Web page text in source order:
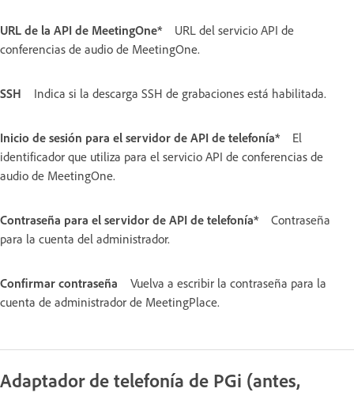
URL de la API de MeetingOne*
URL del servicio API de
conferencias de audio de MeetingOne.
SSH Indica si la descarga SSH de grabaciones está habilitada.
Inicio de sesión para el servidor de API de telefonía*
El
identificador que utiliza para el servicio API de conferencias de
audio de MeetingOne.
Contraseña para el servidor de API de telefonía*
Contraseña
para la cuenta del administrador.
Confirmar contraseña
Vuelva a escribir la contraseña para la
cuenta de administrador de MeetingPlace.
Adaptador de telefonía de PGi (antes,